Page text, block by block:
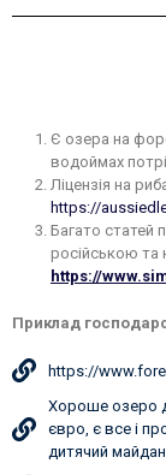
Є озера на
водоймах
Ліцензія на
https://
Багато статей
російською
https://
Приклад
https://
Хороше озеро
євро, є все і
дитячий